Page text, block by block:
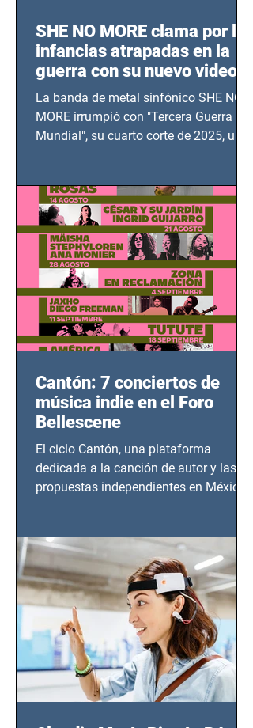
SHE NO MORE clama por las
infancias atrapadas en la
guerra con su nuevo video
TERCERA GUERRA
MUNDIAL
La banda de metal sinfónico SHE NO
MORE irrumpió con "Tercera Guerra
Mundial", su cuarto corte de 2025, un
bélicos.
Cantón: 7 conciertos de
música indie en el Foro
Bellescene
El ciclo Cantón, una plataforma
dedicada a la canción de autor y las
propuestas independientes en México,
CDMX), todos los miércoles a partir del
14 de agosto al 25 de septiembre, a las
20:00 horas.